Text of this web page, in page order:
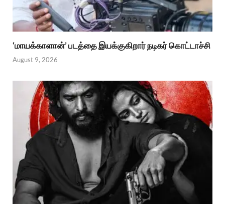
‘மாயக்காளான்’ படத்தை இயக்குகிறார் நடிகர் கொட்டாச்சி
August 9, 2026